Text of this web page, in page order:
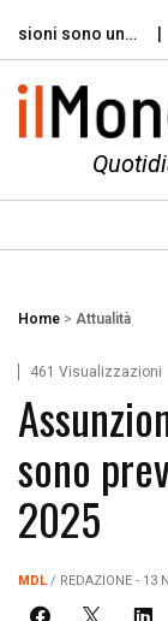
sono un…
Home > Attualità
461 Visualizzazioni
sono
2025
MDL / REDAZIONE - 13